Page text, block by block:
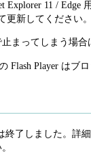
Explorer 11 / Edge
更新してください
まってしまう場合
Flash Player はブ
終了しました。詳細